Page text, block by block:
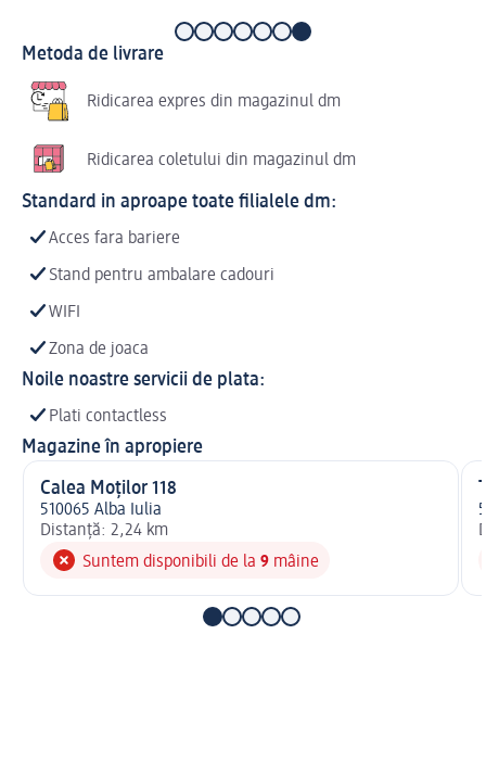
Metoda de livrare
Ridicarea expres din magazinul dm
Ridicarea coletului din magazinul dm
Standard in aproape toate filialele dm:
Acces fara bariere
Stand pentru ambalare cadouri
WIFI
Zona de joaca
Noile noastre servicii de plata:
Plati contactless
Magazine în apropiere
Calea Moţilor 118
510065 Alba Iulia
Distanță: 2,24 km
Suntem disponibili de la 9 mâine